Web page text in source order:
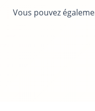
Vous pouvez